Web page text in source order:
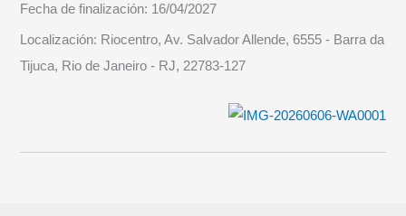
Fecha de finalización: 16/04/2027
Localización: Riocentro, Av. Salvador Allende, 6555 - Barra da
Tijuca, Rio de Janeiro - RJ, 22783-127